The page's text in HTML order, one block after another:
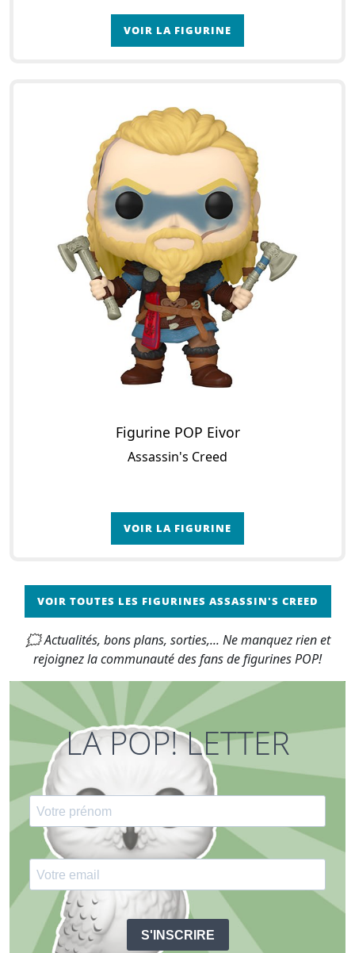
VOIR LA FIGURINE
Figurine POP Eivor
Assassin's Creed
VOIR LA FIGURINE
VOIR TOUTES LES FIGURINES ASSASSIN'S CREED
🗯 Actualités, bons plans, sorties,... Ne manquez rien et
rejoignez la communauté des fans de figurines POP!
LA POP! LETTER
S'INSCRIRE